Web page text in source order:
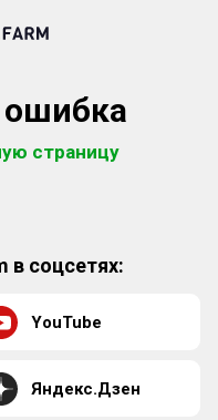
страницу
в соцсетях:
YouTube
Яндекс.Дзен